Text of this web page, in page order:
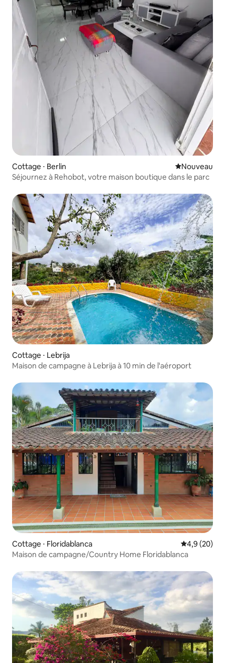
Cottage ⋅ Berlin Nouvel
Nouveau
Séjournez à Rehobot, votre maison boutique dans le parc
Cottage ⋅ Lebrija
Maison de campagne à Lebrija à 10 min de l'aéroport
Cottage ⋅ Floridablanca Évaluation
4,9 (20)
Maison de campagne/Country Home Floridablanca